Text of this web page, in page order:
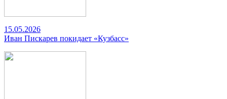
15.05.2026
Иван Пискарев покидает «Кузбасс»